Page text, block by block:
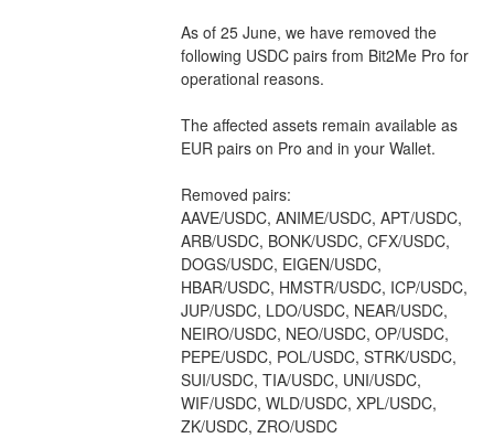
As of 25 June, we have removed the
following USDC pairs from Bit2Me Pro for
operational reasons.
The affected assets remain available as
EUR pairs on Pro and in your Wallet.
Removed pairs:
AAVE/USDC, ANIME/USDC, APT/USDC,
ARB/USDC, BONK/USDC, CFX/USDC,
DOGS/USDC, EIGEN/USDC,
HBAR/USDC, HMSTR/USDC, ICP/USDC,
JUP/USDC, LDO/USDC, NEAR/USDC,
NEIRO/USDC, NEO/USDC, OP/USDC,
PEPE/USDC, POL/USDC, STRK/USDC,
SUI/USDC, TIA/USDC, UNI/USDC,
WIF/USDC, WLD/USDC, XPL/USDC,
ZK/USDC, ZRO/USDC